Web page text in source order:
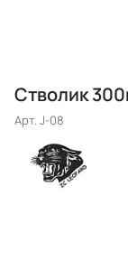
Стволик
Арт.J-08